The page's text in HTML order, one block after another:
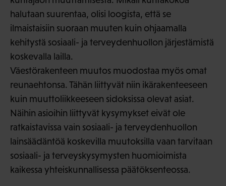
halutaan suurentaa, olisi loogista, että se
ilmaistaisiin suoraan muuten kuin ohjaamalla
kehitystä sosiaali- ja terveydenhuollon järjestämistä
koskevalla lailla.
Väestörakenteen muutos muodostaa myös omat
reunaehtonsa. Tähän liittyvät niin ikärakenteeseen
kuin muuttoliikkeeseen sidoksissa olevat asiat.
Näihin asioihin liittyvät kysymykset eivät ole
ratkaistavissa vain sosiaali- ja terveydenhuollon
lainsäädäntöä koskevilla muutoksilla vaan tarvitaan
sosiaali- ja terveyskysymysten huomioimista
kaikessa yhteiskunnallisessa päätöksenteossa.